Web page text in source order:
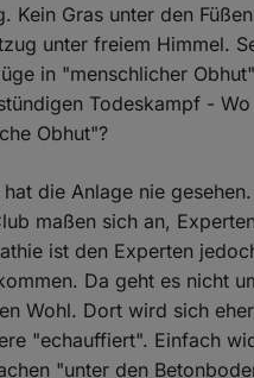
Kein Gras unter den
unter freiem Himmel.
in "menschlicher
Todeskampf -
Obhut"?
die Anlage nie
maßen sich an,
ist den Experten
Da geht es nicht
Wohl. Dort wird sich
"echauffiert". Einfach
"unter den